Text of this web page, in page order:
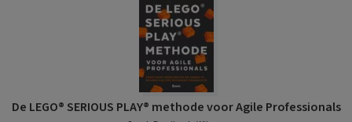
De LEGO® SERIOUS PLAY® methode voor Agile Professionals